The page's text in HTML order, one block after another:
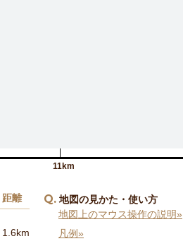
11km
距離
1.6km
Q 地図の見かた・使い方
地図上のマウス操作の説明»
凡例»